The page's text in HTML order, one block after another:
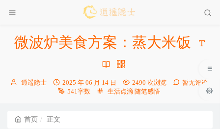
微波炉美食方案：蒸大米饭
博
逍遥隐士
发
布
2025 年 06 月 14 日 2490 次浏览
暂无评论
541字数
分
生活点滴 随笔感悟
首页 正文